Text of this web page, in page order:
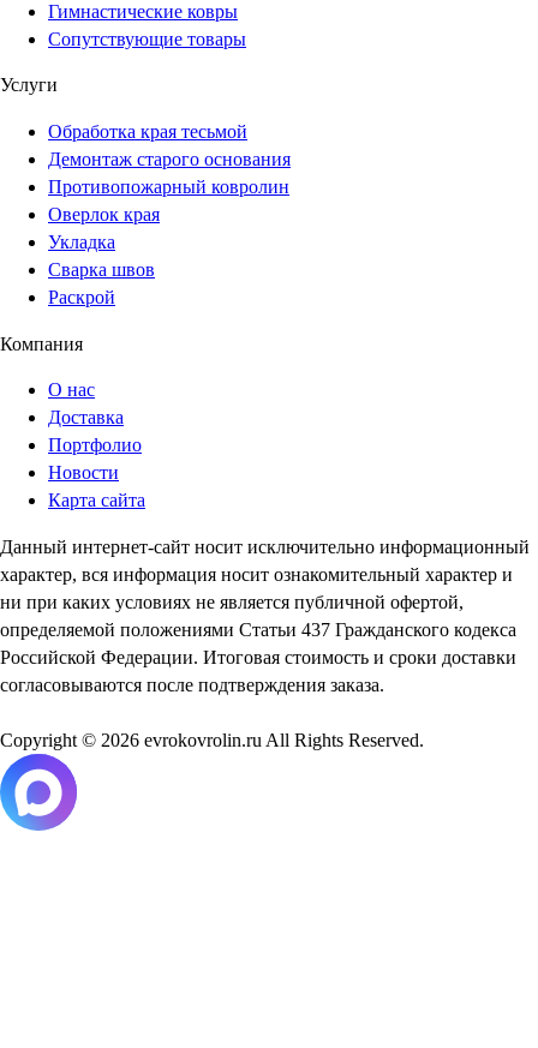
Гимнастические ковры
Сопутствующие товары
Услуги
Обработка края тесьмой
Демонтаж старого основания
Противопожарный ковролин
Оверлок края
Укладка
Сварка швов
Раскрой
Компания
О нас
Доставка
Портфолио
Новости
Карта сайта
Данный интернет-сайт носит исключительно информационный
характер, вся информация носит ознакомительный характер и
ни при каких условиях не является публичной офертой,
определяемой положениями Статьи 437 Гражданского кодекса
Российской Федерации. Итоговая стоимость и сроки доставки
согласовываются после подтверждения заказа.
Copyright © 2026 evrokovrolin.ru All Rights Reserved.